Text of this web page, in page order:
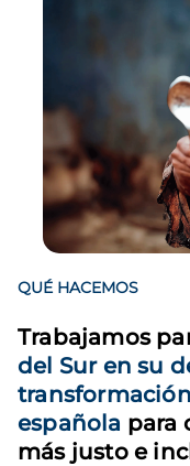
QUÉ HACEMOS
Trabajamos
del Sur en su
española para
más justo e